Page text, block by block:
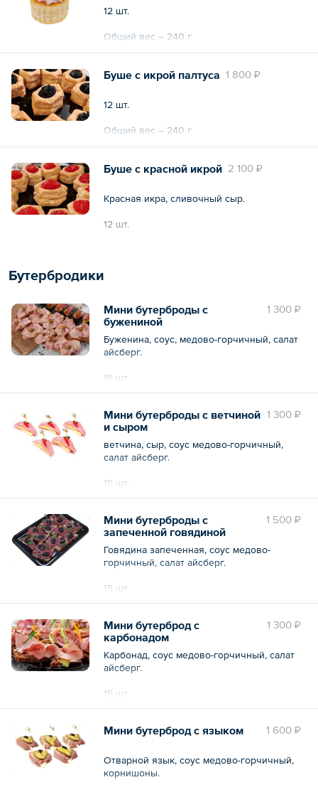
12 шт.
Общий вес – 240 г
1 800 ₽
Буше с икрой палтуса
12 шт.
Общий вес – 240 г
2 100 ₽
Буше с красной икрой
Красная икра, сливочный сыр.
12 шт.
Бутербродики
1 300 ₽
Мини бутерброды с
бужениной
Буженина, соус, медово-горчичный, салат
айсберг.
15 шт.
1 300 ₽
Мини бутерброды с ветчиной
и сыром
ветчина, сыр, соус медово-горчичный,
салат айсберг.
15 шт.
1 500 ₽
Мини бутерброды с
запеченной говядиной
Говядина запеченная, соус медово-
горчичный, салат айсберг.
15 шт.
1 300 ₽
Мини бутерброд с
карбонадом
Карбонад, соус медово-горчичный, салат
айсберг.
15 шт.
1 600 ₽
Мини бутерброд с языком
Отварной язык, соус медово-горчичный,
корнишоны.